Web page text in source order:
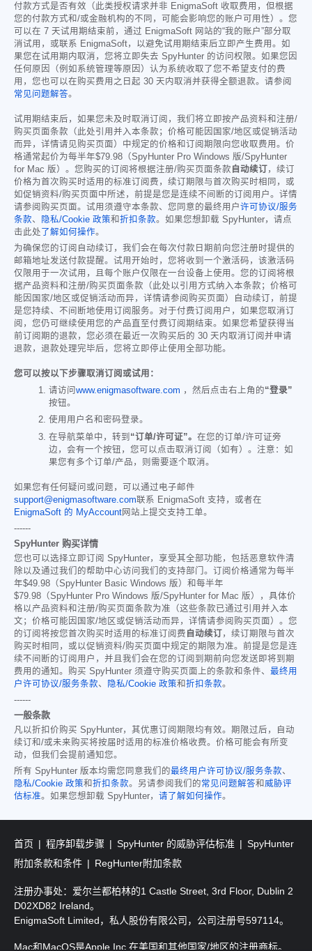
付款方式是否有效（此类授权请求并非 EnigmaSoft 收取费用，但根据
您的付款方式和/或金融机构的不同，可能会影响您的账户可用性）。您
可以在 7 天试用期结束前，通过 EnigmaSoft 网站的“我的账户”部分取
消试用，或联系 EnigmaSoft，以避免试用期结束后立即产生费用。如
果您在试用期内取消，您将立即失去 SpyHunter 的访问权限。如果您因
任何原因（例如系统管理等原因）认为系统收取了您不希望支付的费
用，您也可以在购买费用之日起 30 天内取消并获得全额退款。请参阅
常见问题解答。
试用期结束后，如果您未及时取消订阅，我们将立即按产品资料和注册/
购买页面条款（此处引用并入本条款；价格可能因国家/地区或促销活动
而异，详情请见购买页面）中规定的价格和订阅期限向您收取费用。价
格通常起价为每半年$79.98 （SpyHunter Pro Windows 版/SpyHunter
for Mac 版）。您购买的订阅将根据注册/购买页面条款 自动续订，续订
价格为首次购买时适用的标准订阅费，续订期限与首次购买时相同，或
如促销资料/购买页面中所述，前提是您是连续不间断的订阅用户。详情
请参阅购买页面。试用须遵守本条款、您同意的最终用户许可协议/服务
条款、 隐私/Cookie 政策和折扣条款。如果您想卸载 SpyHunter，请点
击此处了解如何操作。
为确保您的订阅自动续订，我们会在每次付款日期前向您注册时提供的
邮箱地址发送付款提醒。试用开始时，您将收到一个激活码，该激活码
仅限用于一次试用，且每个账户仅限在一台设备上使用。您的订阅将根
据产品资料和注册/购买页面条款（此处以引用方式纳入本条款；价格可
能因国家/地区或促销活动而异，详情请参阅购买页面）自动续订，前提
是您持续、不间断地使用订阅服务。对于付费订阅用户，如果您取消订
阅，您仍可继续使用您的产品直至付费订阅期结束。如果您希望获得当
前订阅期的退款，您必须在最近一次购买后的 30 天内取消订阅并申请
退款，退款处理完毕后，您将立即停止使用全部功能。
您可以按以下步骤取消订阅或试用：
请访问 www.enigmasoftware.com ，然后点击右上角的“登录”
按钮。
使用用户名和密码登录。
在导航菜单中，转到 “订单/许可证”。 在您的订单/许可证旁
边，会有一个按钮，您可以点击取消订阅（如有）。注意：如
果您有多个订单/产品，则需要逐个取消。
如果您有任何疑问或问题，可以通过电子邮件
support@enigmasoftware.com联系 EnigmaSoft 支持，或者在
EnigmaSoft 的 MyAccount网站上提交支持工单。
------
SpyHunter 购买详情
您也可以选择立即订阅 SpyHunter，享受其全部功能，包括恶意软件清
除以及通过我们的帮助中心访问我们的支持部门。订阅价格通常为每半
年$49.98 （SpyHunter Basic Windows 版）和每半年
$79.98 （SpyHunter Pro Windows 版/SpyHunter for Mac 版），具体价
格以产品资料和注册/购买页面条款为准（这些条款已通过引用并入本
文；价格可能因国家/地区或促销活动而异，详情请参阅购买页面）。您
的订阅将按您首次购买时适用的标准订阅费 自动续订，续订期限与首次
购买时相同，或以促销资料/购买页面中规定的期限为准。前提是您是连
续不间断的订阅用户，并且我们会在您的订阅到期前向您发送即将到期
费用的通知。购买 SpyHunter 须遵守购买页面上的条款和条件、 最终用
户许可协议/服务条款、 隐私/Cookie 政策和折扣条款。
------
一般条款
凡以折扣价购买 SpyHunter，其优惠订阅期限均有效。期限过后，自动
续订和/或未来购买将按届时适用的标准价格收费。价格可能会有所变
动，但我们会提前通知您。
所有 SpyHunter 版本均需您同意我们的最终用户许可协议/服务条款、
隐私/Cookie 政策和折扣条款。另请参阅我们的常见问题解答和 威胁评
估标准。如果您想卸载 SpyHunter， 请了解如何操作。
首页 程序卸载步骤 SpyHunter 的威胁评估标准
SpyHunter
附加条款和条件
RegHunter附加条款
注册办事处：爱尔兰都柏林的1 Castle Street, 3rd Floor, Dublin 2
D02XD82 Ireland。
EnigmaSoft Limited，私人股份有限公司，公司注册号597114。
Mac和MacOS是Apple Inc.在美国和其他国家/地区的注册商标。